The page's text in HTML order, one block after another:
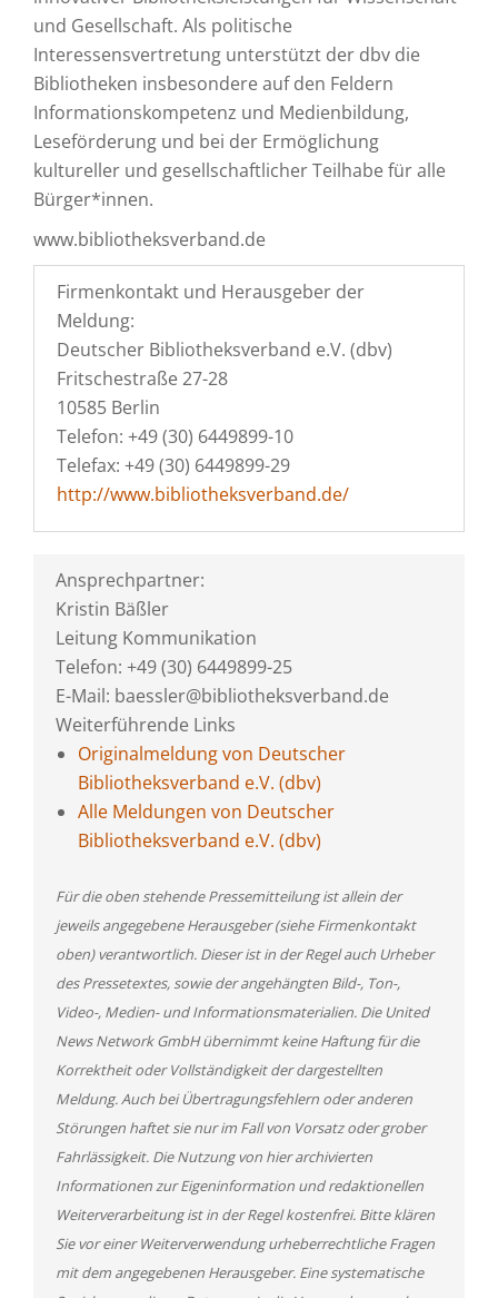
und Gesellschaft. Als politische
Interessensvertretung unterstützt der dbv die
Bibliotheken insbesondere auf den Feldern
Informationskompetenz und Medienbildung,
Leseförderung und bei der Ermöglichung
kultureller und gesellschaftlicher Teilhabe für alle
Bürger*innen.
www.bibliotheksverband.de
Firmenkontakt und Herausgeber der
Meldung:
Deutscher Bibliotheksverband e.V. (dbv)
Fritschestraße 27-28
10585 Berlin
Telefon: +49 (30) 6449899-10
Telefax: +49 (30) 6449899-29
http://www.bibliotheksverband.de/
Ansprechpartner:
Kristin Bäßler
Leitung Kommunikation
Telefon: +49 (30) 6449899-25
E-Mail: baessler@bibliotheksverband.de
Weiterführende Links
Originalmeldung von Deutscher
Bibliotheksverband e.V. (dbv)
Alle Meldungen von Deutscher
Bibliotheksverband e.V. (dbv)
Für die oben stehende Pressemitteilung ist allein der
jeweils angegebene Herausgeber (siehe Firmenkontakt
oben) verantwortlich. Dieser ist in der Regel auch Urheber
des Pressetextes, sowie der angehängten Bild-, Ton-,
Video-, Medien- und Informationsmaterialien. Die United
News Network GmbH übernimmt keine Haftung für die
Korrektheit oder Vollständigkeit der dargestellten
Meldung. Auch bei Übertragungsfehlern oder anderen
Störungen haftet sie nur im Fall von Vorsatz oder grober
Fahrlässigkeit. Die Nutzung von hier archivierten
Informationen zur Eigeninformation und redaktionellen
Weiterverarbeitung ist in der Regel kostenfrei. Bitte klären
Sie vor einer Weiterverwendung urheberrechtliche Fragen
mit dem angegebenen Herausgeber. Eine systematische